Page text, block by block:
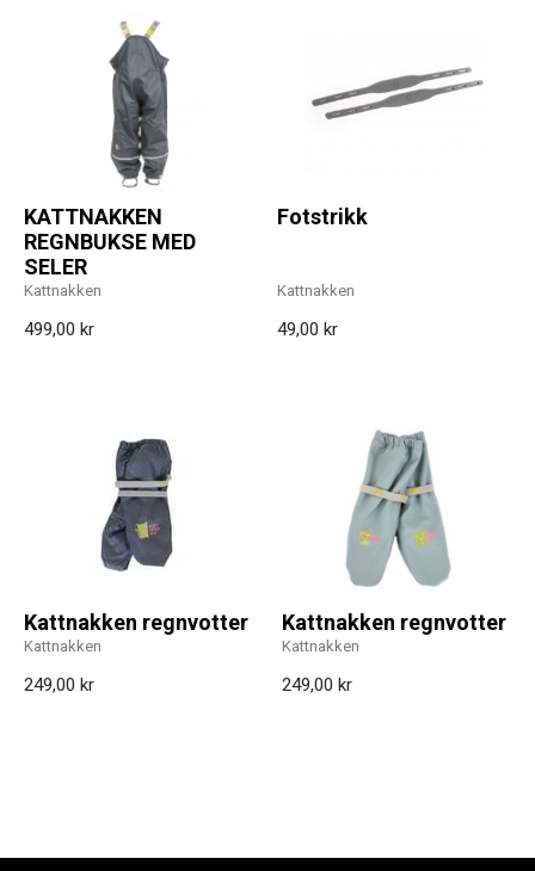
KATTNAKKEN
REGNBUKSE MED
SELER
Kattnakken
499,00 kr
Fotstrikk
Kattnakken
49,00 kr
Kattnakken regnvotter
Kattnakken
249,00 kr
Kattnakken regnvotter
Kattnakken
249,00 kr